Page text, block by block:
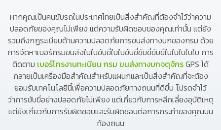
หากคุณเป็นคนขับรถในประเทศไทยเป็นสิ่งสำคัญที่ต้องจำไว้ว่าความ
ปลอดภัยของคุณไม่เพียง แต่ความรับผิดชอบของคุณเท่านั้น แต่ยัง
รวมถึงกฎระเบียบด้านความปลอดภัยการขนส่งทางบกของกรม ด้วย
การจัดหาเบอร์กรมขนส่งใบใบขับขี่ใบใบขับขี่ขับขี่ขับขี่ใบใบใบใบใบ การ
ติดตาม เบอร์โทรงานทะเบียน กรม ขนส่งทางบกจตุจักรGPS ได้
กลายเป็นเครื่องมือสำคัญสำหรับแผนกและเป็นสิ่งสำคัญที่จะต้อง
ยอมรับเทคโนโลยีนี้เพื่อความปลอดภัยทางถนนที่ดีขึ้น โปรดจำไว้
ว่าการขับขี่อย่างปลอดภัยไม่เพียง แต่เกี่ยวกับการหลีกเลี่ยงอุบัติเหตุ
แต่ยังเกี่ยวกับการรับผิดชอบและรับผิดชอบต่อการกระทำของคุณบน
ท้องถนน